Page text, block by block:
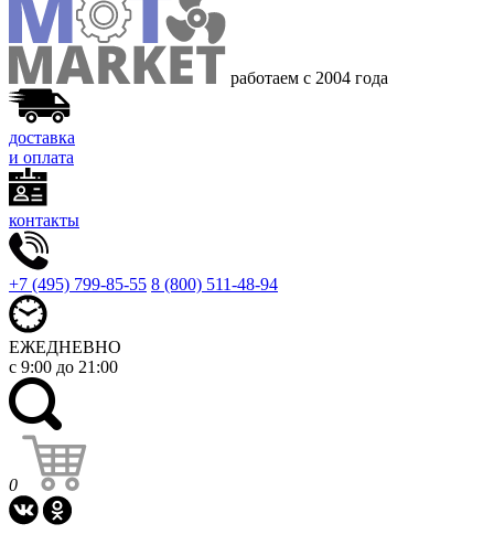
работаем с 2004 года
доставка
и оплата
контакты
+7 (495) 799-85-55 8 (800) 511-48-94
ЕЖЕДНЕВНО
с 9:00 до 21:00
0